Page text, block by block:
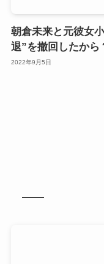
朝倉未来と元彼女
退”を撤回したから
2022年9月5日